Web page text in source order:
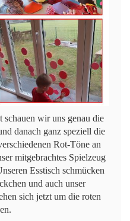
wir uns genau die
danach ganz speziell die
Rot-Töne an
mitgebrachtes Spielzeug
Esstisch schmücken
und auch unser
sich jetzt um die roten